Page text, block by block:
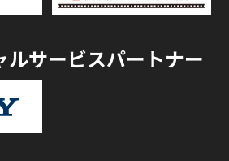
ルサービスパートナー